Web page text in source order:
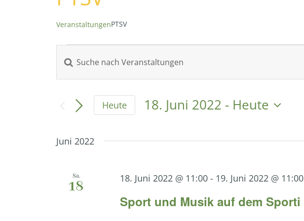
VeranstaltungenPTSV
Veranstaltungen
Veranstaltungen
Suche
und
Navigation
Bitte
Suche
Schlüsselwort.
Heute 18. Juni 2022 - Heute
Juni 2022
Sa.
18
Sport und Musik auf dem Sporti
18. Juni 2022 @ 11:00 - 19. Juni 2022 @ 11:00